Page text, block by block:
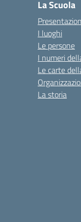
La Scuola
I luoghi
Le persone
I numeri
Le carte
La storia